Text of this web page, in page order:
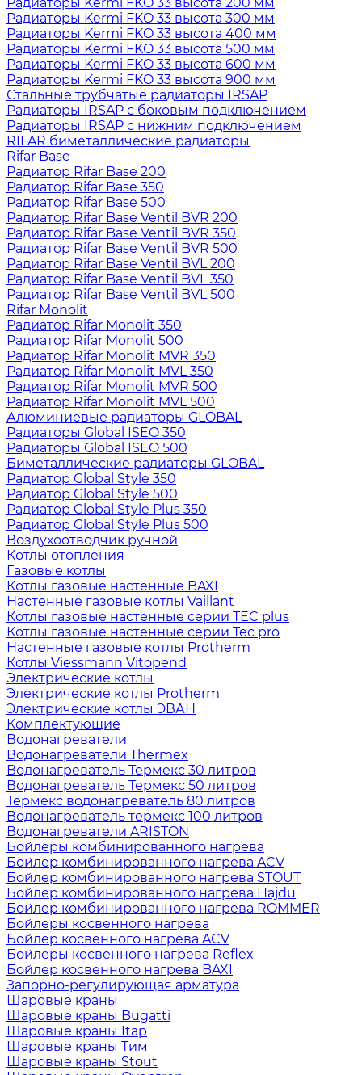
Радиаторы Kermi FKO 33 высота 300 мм
Радиаторы Kermi FKO 33 высота 400 мм
Радиаторы Kermi FKO 33 высота 500 мм
Радиаторы Kermi FKO 33 высота 600 мм
Радиаторы Kermi FKO 33 высота 900 мм
Стальные трубчатые радиаторы IRSAP
Радиаторы IRSAP с боковым подключением
Радиаторы IRSAP с нижним подключением
RIFAR биметаллические радиаторы
Rifar Base
Радиатор Rifar Base 200
Радиатор Rifar Base 350
Радиатор Rifar Base 500
Радиатор Rifar Base Ventil BVR 200
Радиатор Rifar Base Ventil BVR 350
Радиатор Rifar Base Ventil BVR 500
Радиатор Rifar Base Ventil BVL 200
Радиатор Rifar Base Ventil BVL 350
Радиатор Rifar Base Ventil BVL 500
Rifar Monolit
Радиатор Rifar Monolit 350
Радиатор Rifar Monolit 500
Радиатор Rifar Monolit MVR 350
Радиатор Rifar Monolit MVL 350
Радиатор Rifar Monolit MVR 500
Радиатор Rifar Monolit MVL 500
Алюминиевые радиаторы GLOBAL
Радиаторы Global ISEO 350
Радиаторы Global ISEO 500
Биметаллические радиаторы GLOBAL
Радиатор Global Style 350
Радиатор Global Style 500
Радиатор Global Style Plus 350
Радиатор Global Style Plus 500
Воздухоотводчик ручной
Котлы отопления
Газовые котлы
Котлы газовые настенные BAXI
Настенные газовые котлы Vaillant
Котлы газовые настенные серии TEC plus
Котлы газовые настенные серии Tec pro
Настенные газовые котлы Protherm
Котлы Viessmann Vitopend
Электрические котлы
Электрические котлы Protherm
Электрические котлы ЭВАН
Комплектующие
Водонагреватели
Водонагреватели Thermex
Водонагреватель Термекс 30 литров
Водонагреватель Термекс 50 литров
Термекс водонагреватель 80 литров
Водонагреватель термекс 100 литров
Водонагреватели ARISTON
Бойлеры комбинированного нагрева
Бойлер комбинированного нагрева ACV
Бойлер комбинированного нагрева STOUT
Бойлер комбинированного нагрева Hajdu
Бойлер комбинированного нагрева ROMMER
Бойлеры косвенного нагрева
Бойлер косвенного нагрева ACV
Бойлеры косвенного нагрева Reflex
Бойлер косвенного нагрева BAXI
Запорно-регулирующая арматура
Шаровые краны
Шаровые краны Bugatti
Шаровые краны Itap
Шаровые краны Тим
Шаровые краны Stout